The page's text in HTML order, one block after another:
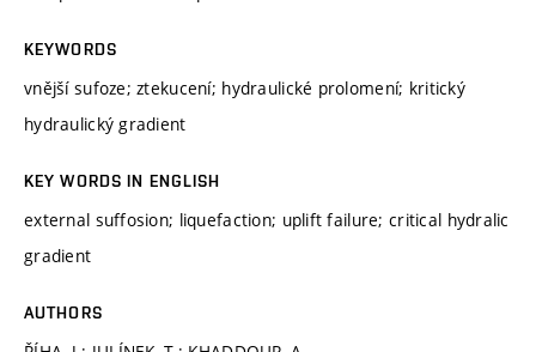
KEYWORDS
vnější sufoze; ztekucení; hydraulické prolomení; kritický
hydraulický gradient
KEY WORDS IN ENGLISH
external suffosion; liquefaction; uplift failure; critical hydralic
gradient
AUTHORS